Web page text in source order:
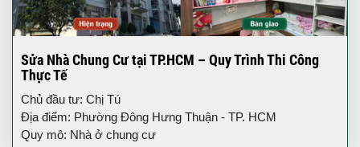
Sửa Nhà Chung Cư tại TP.HCM – Quy Trình Thi Công
Thực Tế
Chủ đầu tư: Chị Tú
Địa điểm: Phường Đông Hưng Thuận - TP. HCM
Quy mô: Nhà ở chung cư